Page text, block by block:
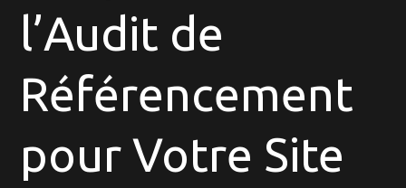
Audit
Référencement
Approfondi
l’Audit de
Référencement
pour Votre Site